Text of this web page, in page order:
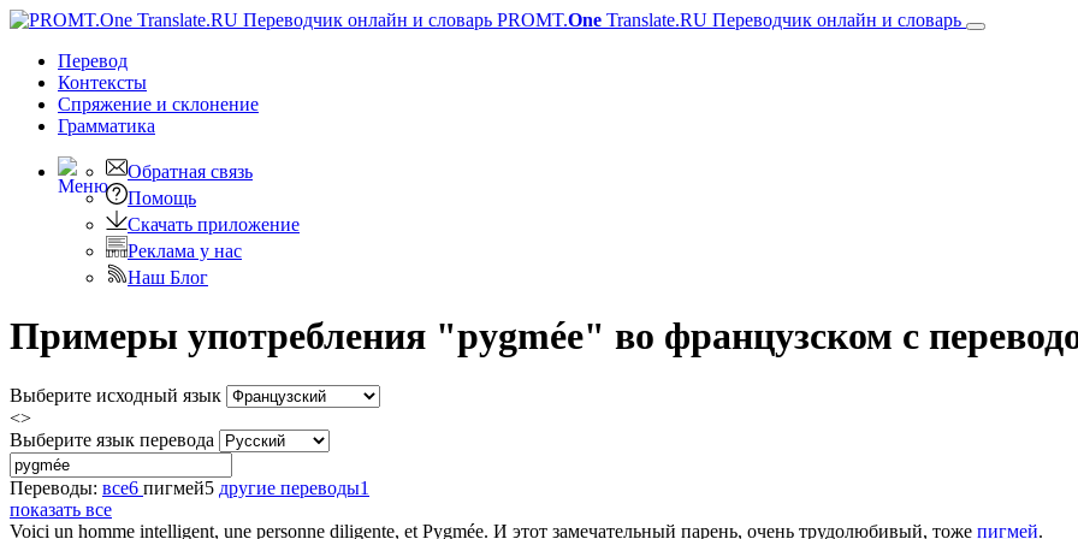
PROMT.One Translate.RU Переводчик онлайн и словарь
Перевод
Контексты
Спряжение и склонение
Грамматика
Обратная связь
Помощь
Скачать приложение
Реклама у нас
Наш Блог
Примеры употребления "pygmée" во французском с
Выберите исходный язык
<>
Выберите язык перевода
Переводы: все6 пигмей5 другие переводы1
показать все
Voici un homme intelligent, une personne diligente, et Pygmée. И этот замечательный парень, очень трудолюбивый, тоже пигмей.